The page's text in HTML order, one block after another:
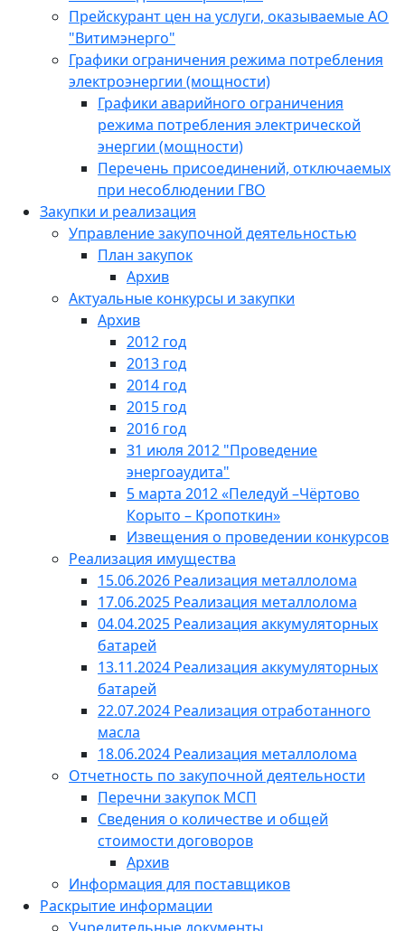
Прейскурант цен на услуги, оказываемые АО
"Витимэнерго"
Графики ограничения режима потребления
электроэнергии (мощности)
Графики аварийного ограничения
режима потребления электрической
энергии (мощности)
Перечень присоединений, отключаемых
при несоблюдении ГВО
Закупки и реализация
Управление закупочной деятельностью
План закупок
Архив
Актуальные конкурсы и закупки
Архив
2012 год
2013 год
2014 год
2015 год
2016 год
31 июля 2012 "Проведение
энергоаудита"
5 марта 2012 «Пеледуй –Чёртово
Корыто – Кропоткин»
Извещения о проведении конкурсов
Реализация имущества
15.06.2026 Реализация металлолома
17.06.2025 Реализация металлолома
04.04.2025 Реализация аккумуляторных
батарей
13.11.2024 Реализация аккумуляторных
батарей
22.07.2024 Реализация отработанного
масла
18.06.2024 Реализация металлолома
Отчетность по закупочной деятельности
Перечни закупок МСП
Сведения о количестве и общей
стоимости договоров
Архив
Информация для поставщиков
Раскрытие информации